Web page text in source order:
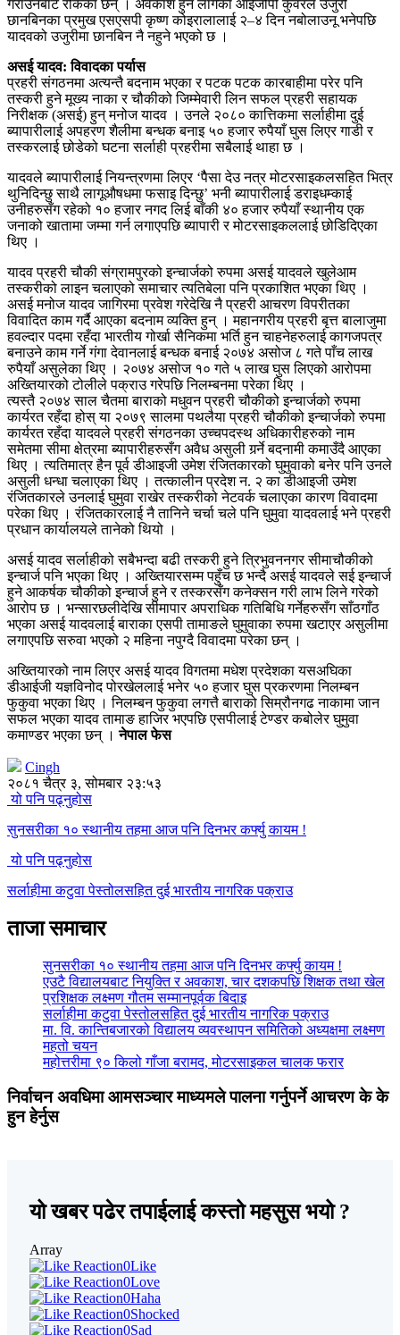
गराउनबाट रोकेका छन् । अवकाश हुन लागेका आईजीपी कुँवरले उजुरी
छानबिनका प्रमुख एसएसपी कृष्ण कोइरालालाई २–४ दिन नबोलाउनू भनेपछि
यादवको उजुरीमा छानबिन नै नहुने भएको छ ।
असई यादव: विवादका पर्यास
प्रहरी संगठनमा अत्यन्तै बदनाम भएका र पटक पटक कारबाहीमा परेर पनि
तस्करी हुने मूख्य नाका र चौकीको जिम्मेवारी लिन सफल प्रहरी सहायक
निरीक्षक (असई) हुन् मनोज यादव । उनले २०८० कात्तिकमा सर्लाहीमा दुई
ब्यापारीलाई अपहरण शैलीमा बन्धक बनाइ ५० हजार रुपैयाँ घुस लिएर गाडी र
तस्करलाई छोडेको घटना सर्लाही प्रहरीमा सबैलाई थाहा छ ।
यादवले ब्यापारीलाई नियन्त्रणमा लिएर ‘पैैसा देउ नत्र मोटरसाइकलसहित भित्र
थुनिदिन्छु साथै लागूऔषधमा फसाइ दिन्छु’ भनी ब्यापारीलाई डराइधम्काई
उनीहरुसँग रहेको १० हजार नगद लिई बाँकी ४० हजार रुपैयाँ स्थानीय एक
जनाको खातामा जम्मा गर्न लगाएपछि ब्यापारी र मोटरसाइकललाई छोडिदिएका
थिए ।
यादव प्रहरी चौकी संग्रामपुरको इन्चार्जको रुपमा असई यादवले खुलेआम
तस्करीको लाइन चलाएको समाचार त्यतिबेला पनि प्रकाशित भएका थिए ।
असई मनोज यादव जागिरमा प्रवेश गरेदेखि नै प्रहरी आचरण विपरीतका
विवादित काम गर्दै आएका बदनाम व्यक्ति हुन् । महानगरीय प्रहरी बृत्त बालाजुमा
हवल्दार पदमा रहँदा भारतीय गोर्खा सैनिकमा भर्ति हुन चाहनेहरुलाई कागजपत्र
बनाउने काम गर्ने गंगा देवानलाई बन्धक बनाई २०७४ असोज ८ गते पाँच लाख
रुपैयाँ असुलेका थिए । २०७४ असोज १० गते ५ लाख घुस लिएको आरोपमा
अख्तियारको टोलीले पक्राउ गरेपछि निलम्बनमा परेका थिए ।
त्यस्तै २०७४ साल चैतमा बाराको मधुवन प्रहरी चौकीको इन्चार्जको रुपमा
कार्यरत रहँदा होस् या २०७९ सालमा पथलैया प्रहरी चौकीको इन्चार्जको रुपमा
कार्यरत रहँदा यादवले प्रहरी संगठनका उच्चपदस्थ अधिकारीहरुको नाम
समेतमा सीमा क्षेत्रमा ब्यापारीहरुसँग अवैध असुली गर्र्ने बदनामी कमाउँदै आएका
थिए । त्यतिमात्र हैन पूर्व डीआइजी उमेश रंजितकारको घुमुवाको बनेर पनि उनले
असुली धन्धा चलाएका थिए । तत्कालीन प्रदेश न. २ का डीआइजी उमेश
रंजितकारले उनलाई घुमुवा राखेर तस्करीको नेटवर्क चलाएका कारण विवादमा
परेका थिए । रंजितकारलाई नै तानिने चर्चा चले पनि घुमुवा यादवलाई भने प्रहरी
प्रधान कार्यालयले तानेको थियो ।
असई यादव सर्लाहीको सबैभन्दा बढी तस्करी हुने त्रिभुवननगर सीमाचौकीको
इन्चार्ज पनि भएका थिए । अख्तियारसम्म पहुँच छ भन्दै असई यादवले सई इन्चार्ज
हुने आकर्षक चौकीको इन्चार्ज हुने र तस्करसँग कनेक्सन गरी लाभ लिने गरेको
आरोप छ । भन्सारछलीदेखि सीमापार अपराधिक गतिबिधि गर्नेहरुसँग साँठगाँठ
भएका असई यादवलाई बाराका एसपी तामाङले घुमुवाका रुपमा खटाएर असुलीमा
लगाएपछि सरुवा भएको २ महिना नपुग्दै विवादमा परेका छन् ।
अख्तियारको नाम लिएर असई यादव विगतमा मधेश प्रदेशका यसअघिका
डीआईजी यज्ञविनोद पोरखेललाई भनेर ५० हजार घुस प्रकरणमा निलम्बन
फुकुवा भएका थिए । निलम्बन फुकुवा लगत्तै बाराको सिम्रौनगढ नाकामा जान
सफल भएका यादव तामाङ हाजिर भएपछि एसपीलाई टेण्डर कबोलेर घुमुवा
कमाण्डर भएका छन् ।नेपाल फेस
Cingh
२०८१ चैत्र ३, सोमबार २३:५३
यो पनि पढ्नुहोस
सुनसरीका १० स्थानीय तहमा आज पनि दिनभर कर्फ्यु कायम !
यो पनि पढ्नुहोस
सर्लाहीमा कटुवा पेस्तोलसहित दुई भारतीय नागरिक पक्राउ
ताजा समाचार
सुनसरीका १० स्थानीय तहमा आज पनि दिनभर कर्फ्यु कायम !
एउटै विद्यालयबाट नियुक्ति र अवकाश, चार दशकपछि शिक्षक तथा खेल
प्रशिक्षक लक्ष्मण गौतम सम्मानपूर्वक बिदाइ
सर्लाहीमा कटुवा पेस्तोलसहित दुई भारतीय नागरिक पक्राउ
मा. वि. कान्तिबजारको विद्यालय व्यवस्थापन समितिको अध्यक्षमा लक्ष्मण
महतो चयन
महोत्तरीमा ९० किलो गाँजा बरामद, मोटरसाइकल चालक फरार
निर्वाचन अवधिमा आमसञ्चार माध्यमले पालना गर्नुपर्ने आचरण के के
हुन हेर्नुस
यो खबर पढेर तपाईलाई कस्तो महसुस भयो ?
Array
0Like
0Love
0Haha
0Shocked
0Sad